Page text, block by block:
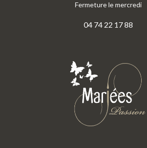
Fermeture le mercredi
04 74 22 17 88